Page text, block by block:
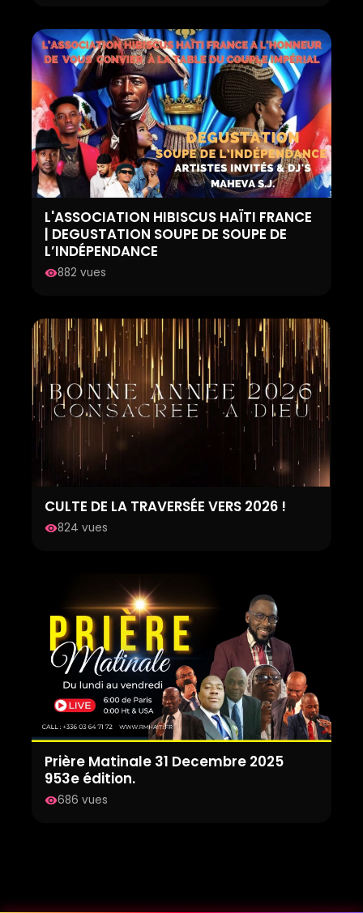
L'ASSOCIATION HIBISCUS HAÏTI FRANCE
| DEGUSTATION SOUPE DE SOUPE DE
L’INDÉPENDANCE
visibility882 vues
CULTE DE LA TRAVERSÉE VERS 2026 !
visibility824 vues
Prière Matinale 31 Decembre 2025
953e édition.
visibility686 vues